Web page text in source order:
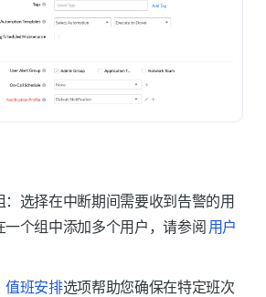
：选择在中断期间需要收到告警的用
一个组中添加多个用户，请参阅 用户
值班安排选项帮助您确保在特定班次